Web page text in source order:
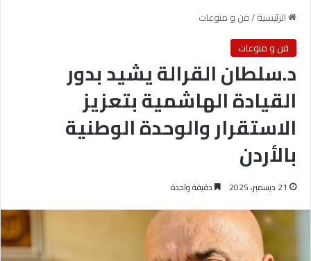
الرئيسية/فن و منوعات
فن و منوعات
د.سلطان القرالة يشيد بدور
القيادة الهاشمية بتعزيز
الاستقرار والوحدة الوطنية
بالأردن
21 ديسمبر، 2025 دقيقة واحدة